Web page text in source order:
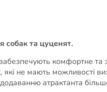
та цуценят.
комфортне та
які не мають можливості
атрактанта